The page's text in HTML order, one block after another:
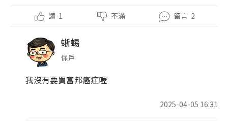
讚 1 不滿 留言 2
蜥蜴
保戶
我沒有要買富邦癌症喔
2025-04-05 16:31